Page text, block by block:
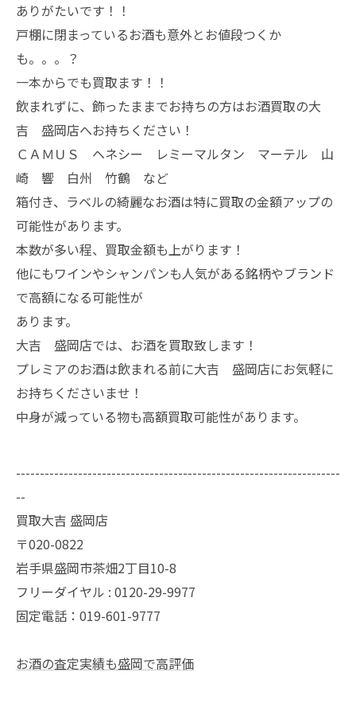
ありがたいです！！
戸棚に閉まっているお酒も意外とお値段つくか
も。。。？
一本からでも買取ます！！
飲まれずに、飾ったままでお持ちの方はお酒買取の大
吉 盛岡店へお持ちください！
ＣＡＭＵＳ ヘネシー レミーマルタン マーテル 山
崎 響 白州 竹鶴 など
箱付き、ラベルの綺麗なお酒は特に買取の金額アップの
可能性があります。
本数が多い程、買取金額も上がります！
他にもワインやシャンパンも人気がある銘柄やブランド
で高額になる可能性が
あります。
大吉 盛岡店では、お酒を買取致します！
プレミアのお酒は飲まれる前に大吉 盛岡店にお気軽に
お持ちくださいませ！
中身が減っている物も高額買取可能性があります。
--------------------------------------------------------------------
--
買取大吉 盛岡店
〒020-0822
岩手県盛岡市茶畑2丁目10-8
フリーダイヤル : 0120-29-9977
固定電話：019-601-9777
お酒の査定実績も盛岡で高評価